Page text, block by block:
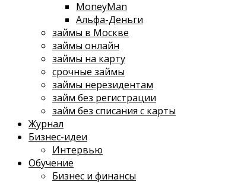
MoneyMan
Альфа-Деньги
займы в Москве
займы онлайн
займы на карту
срочные займы
займы нерезидентам
займ без регистрации
займ без списания с карты
Журнал
Бизнес-идеи
Интервью
Обучение
Бизнес и финансы